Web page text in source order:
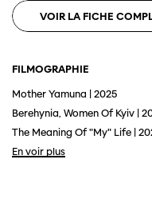
Cette page ne
VOIR LA FICHE
FILMOGRAPHIE
Mother Yamuna | 2025
Berehynia, Women Of Kyiv |
The Meaning Of "My" Life |
En voir plus